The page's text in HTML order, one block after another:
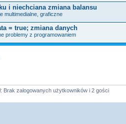
i niechciana zmiana balansu
multimedialne, graficzne
= true; zmiana danych
problemy z programowaniem
Brak zalogowanych użytkowników i 2 gości